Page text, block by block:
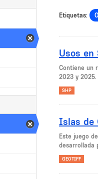
Etiquetas:
Usos en
Contiene un
2023 y
SHP
Islas de
Este juego
desarrollada
GEOTIFF